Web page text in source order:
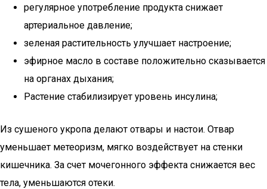
регулярное употребление продукта снижает
артериальное давление;
зеленая растительность улучшает настроение;
эфирное масло в составе положительно сказывается
на органах дыхания;
Растение стабилизирует уровень инсулина;
Из сушеного укропа делают отвары и настои. Отвар
уменьшает метеоризм, мягко воздействует на стенки
кишечника. За счет мочегонного эффекта снижается вес
тела, уменьшаются отеки.